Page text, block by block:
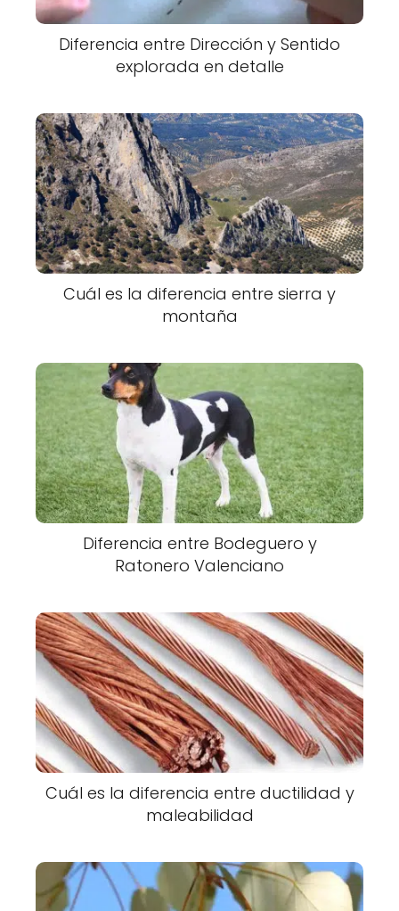
Diferencia entre Dirección y Sentido
explorada en detalle
Cuál es la diferencia entre sierra y
montaña
Diferencia entre Bodeguero y
Ratonero Valenciano
Cuál es la diferencia entre ductilidad y
maleabilidad